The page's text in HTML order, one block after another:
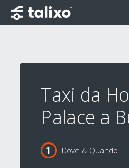
Taxi da
Palace a
Dove & Quando